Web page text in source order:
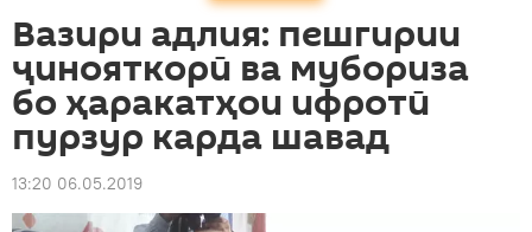
Вазири адлия: пешгирии
ҷинояткорӣ ва мубориза
бо ҳаракатҳои ифротӣ
пурзур карда шавад
13:20 06.05.2019